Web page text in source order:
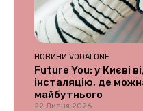
НОВИНИ VODAFONE
Future You: у Києві
інсталяцію, де
майбутнього
22 Липня 2026